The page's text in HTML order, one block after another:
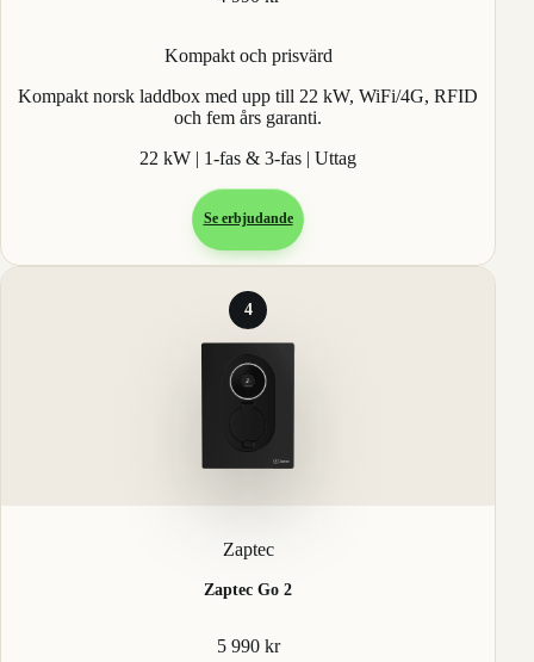
Kompakt och prisvärd
Kompakt norsk laddbox med upp till 22 kW, WiFi/4G, RFID
och fem års garanti.
22 kW | 1-fas & 3-fas | Uttag
Se erbjudande
4
Zaptec
Zaptec Go 2
5 990 kr